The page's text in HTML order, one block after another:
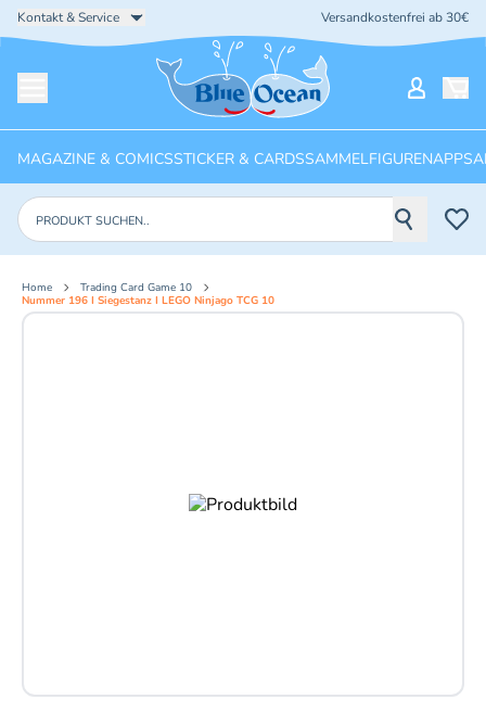
Kontakt & Service Versandkostenfrei ab 30€
Startseite
MAGAZINE & COMICSSTICKER & CARDSSAMMELFIGURENAPPS
Produkte suchen
Home
Trading Card Game 10
Nummer 196 I Siegestanz I LEGO Ninjago TCG 10